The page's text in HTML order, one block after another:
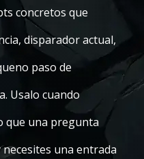
concretos que
disparador actual,
paso de
Usalo cuando
que una pregunta
una entrada